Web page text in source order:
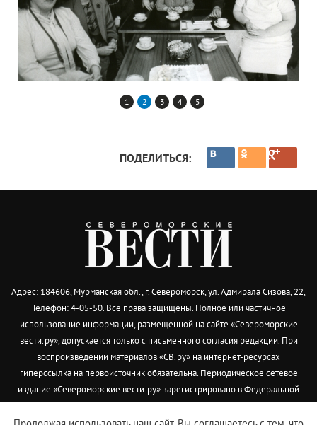
ПОДЕЛИТЬСЯ:
Адрес: 184606, Мурманская обл., г. Североморск, ул. Адмирала Сизова, 22,
Телефон: 4-05-50. Все права защищены. Полное или частичное
использование информации, размещенной на сайте «Североморские
вести.ру», допускается только с письменного согласия редакции. При
воспроизведении материалов «СВ.ру» на интернет-ресурсах
гиперссылка на первоисточник обязательна. Периодическое сетевое
издание «Североморские вести.ру» зарегистрировано в Федеральной
службе по надзору в сфере связи, информационных технологий и
массовых коммуникаций (Роскомнадзор) 29 декабря 2018 года. Запись о